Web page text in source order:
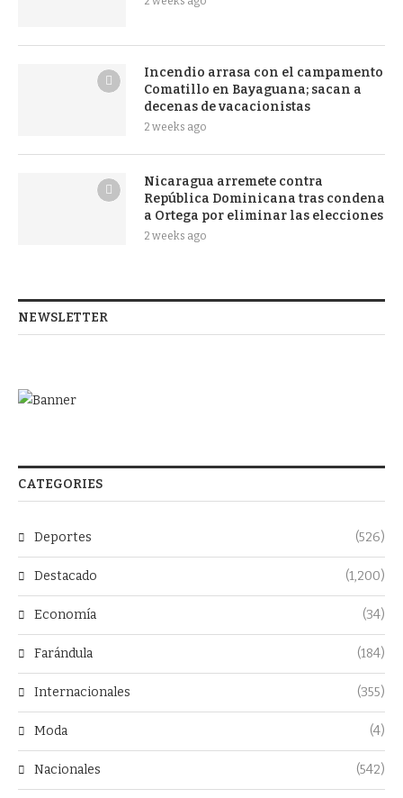
Incendio arrasa con el campamento
Comatillo en Bayaguana; sacan a
decenas de vacacionistas
2 weeks ago
Nicaragua arremete contra
República Dominicana tras condena
a Ortega por eliminar las elecciones
2 weeks ago
NEWSLETTER
CATEGORIES
Deportes (526)
Destacado (1,200)
Economía (34)
Farándula (184)
Internacionales (355)
Moda (4)
Nacionales (542)